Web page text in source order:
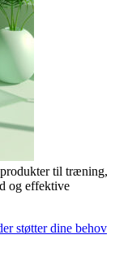
til træning,
og effektive
støtter dine behov